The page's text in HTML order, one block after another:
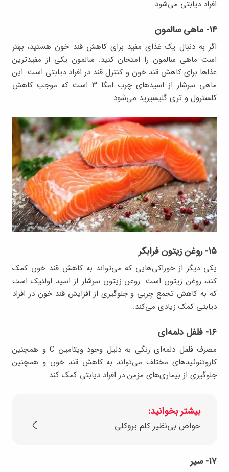
افراد دیابتی می‌شود.
۱۴- ماهی سالمون
اگر به دنبال یک غذای مفید برای کاهش قند خون هستید، بهتر
است ماهی سالمون را امتحان کنید. سالمون یکی از مفیدترین
غذاها برای کاهش قند خون و کنترل قند در افراد دیابتی است. این
ماهی سرشار از اسیدهای چرب امگا ۳ است که موجب کاهش
کلسترول و تری گلیسیرید می‌شود.
۱۵- روغن زیتون فرابکر
یکی دیگر از خوراکی‌هایی که می‌تواند به کاهش قند خون کمک
کند، روغن زیتون است. روغن زیتون سرشار از اسید اولئیک است
که به کاهش تجمع چربی و جلوگیری از افزایش قند خون در افراد
دیابتی کمک زیادی می‌کند.
۱۶- فلفل دلمه‌ای
مصرف فلفل دلمه‌ای رنگی به دلیل وجود ویتامین C و همچنین
کاروتنوئیدهای مختلف می‌تواند به کاهش قند خون و همچنین
جلوگیری از بیماری‌های مزمن در افراد دیابتی کمک کند.
بیشتر بخوانید:
خواص بی‌نظیر کلم بروکلی
۱۷- سیر